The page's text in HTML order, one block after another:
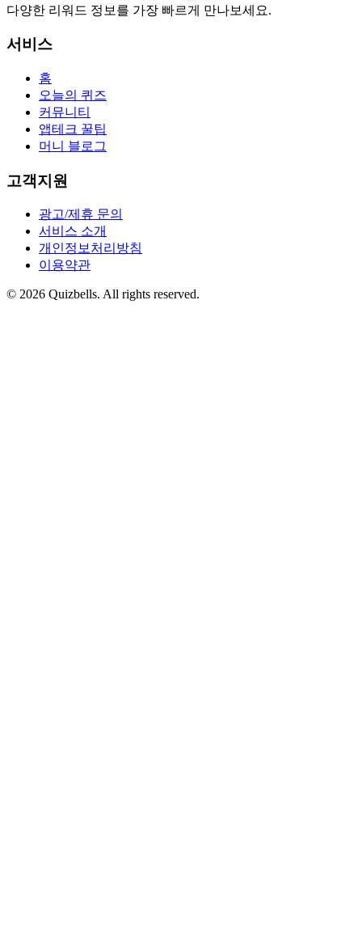
다양한 리워드 정보를 가장 빠르게 만나보세요.
서비스
홈
오늘의 퀴즈
커뮤니티
앱테크 꿀팁
머니 블로그
고객지원
광고/제휴 문의
서비스 소개
개인정보처리방침
이용약관
© 2026 Quizbells. All rights reserved.